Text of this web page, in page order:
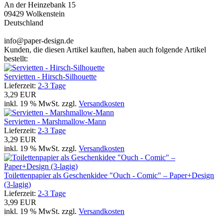
An der Heinzebank 15
09429 Wolkenstein
Deutschland
info@paper-design.de
Kunden, die diesen Artikel kauften, haben auch folgende Artikel
bestellt:
Servietten - Hirsch-Silhouette
Lieferzeit: 2-3 Tage
3,29 EUR
inkl. 19 % MwSt. zzgl. Versandkosten
Servietten - Marshmallow-Mann
Lieferzeit: 2-3 Tage
3,29 EUR
inkl. 19 % MwSt. zzgl. Versandkosten
Toilettenpapier als Geschenkidee "Ouch - Comic" – Paper+Design
(3-lagig)
Lieferzeit: 2-3 Tage
3,99 EUR
inkl. 19 % MwSt. zzgl. Versandkosten